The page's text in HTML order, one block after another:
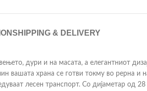
SHIPPING & DELIVERY
дури и на масата, а елегантниот
вашата храна се готви токму во рерна
лесен транспорт. Со дијаметар од